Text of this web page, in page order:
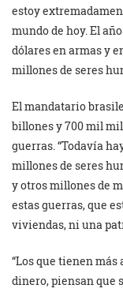
estoy
mundo de hoy. El
dólares en armas y
millones de seres
El mandatario
billones y 700 mil
guerras. “Todavía
millones de seres
y otros millones de
estas guerras, que
viviendas, ni una
“Los que tienen más
dinero, piensan que